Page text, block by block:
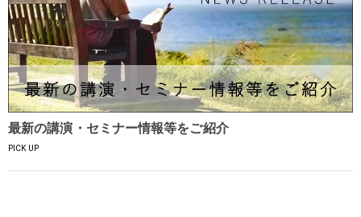
最新の講演・セミナー情報等をご紹介
PICK UP